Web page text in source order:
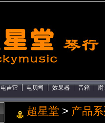
电吉它 电贝司 效果器 音箱
超星堂 > 产品